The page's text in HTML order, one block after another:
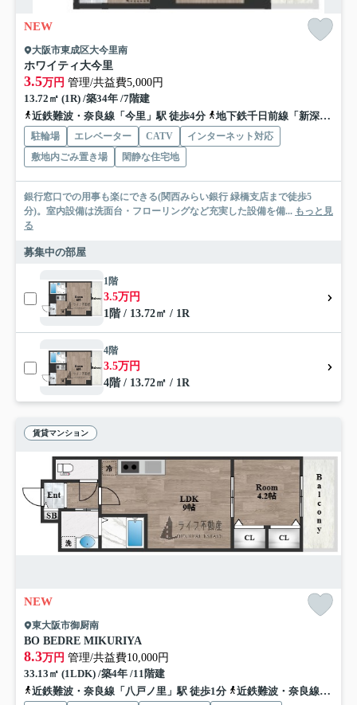
NEW
大阪市東成区大今里南
ホワイティ大今里
3.5万円 管理/共益費5,000円
13.72㎡ (1R) /築34年 /7階建
近鉄難波・奈良線「今里」駅 徒歩4分
地下鉄千日前線「新深江」駅 徒歩6分
駐輪場 エレベーター CATV
インターネット対応
敷地内ごみ置き場
閑静な住宅地
銀行窓口での用事も楽にできる(関西みらい銀行 緑橋支店まで徒歩5
分)。室内設備は洗面台・フローリングなど充実した設備を備... もっと見
る
募集中の部屋
1階
3.5万円
1階 / 13.72㎡ / 1R
4階
3.5万円
4階 / 13.72㎡ / 1R
賃貸マンション
NEW
東大阪市御厨南
BO BEDRE MIKURIYA
8.3万円 管理/共益費10,000円
33.13㎡ (1LDK) /築4年 /11階建
近鉄難波・奈良線「八戸ノ里」駅 徒歩1分
近鉄難波・奈良線「河内小阪」駅 徒歩10分